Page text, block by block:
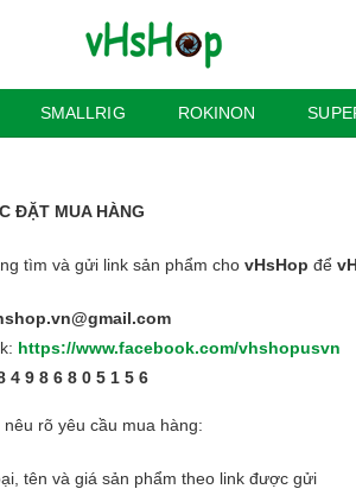
SMALLRIG ROKINON
ĐẶT MUA HÀNG
tìm và gửi link sản phẩm cho vHsHop để
https://www.facebook.com/vhshopusvn
4 9 8 6 8 0 5 1 5 6
nêu rõ yêu cầu mua hàng:
tên và giá sản phẩm theo link được gửi